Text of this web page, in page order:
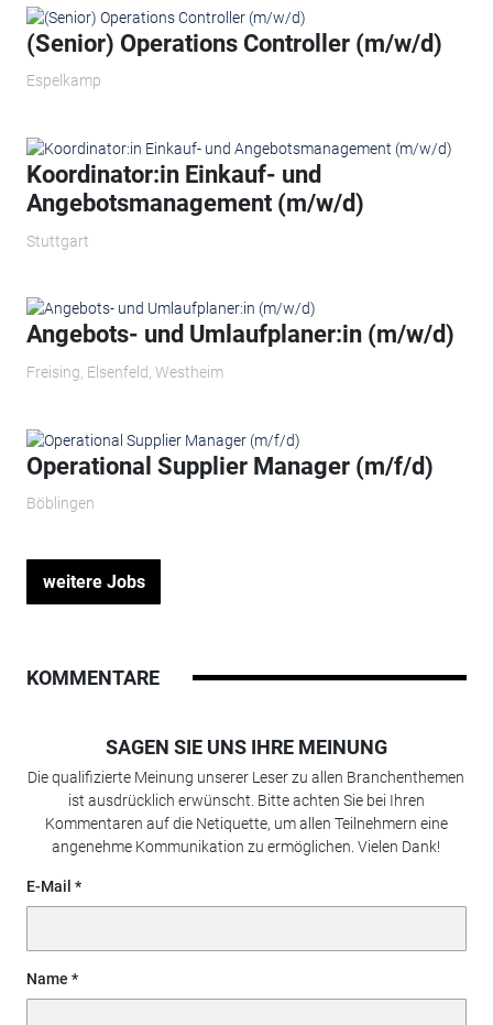
(Senior) Operations Controller (m/w/d)
Espelkamp
Koordinator:in Einkauf- und
Angebotsmanagement (m/w/d)
Stuttgart
Angebots- und Umlaufplaner:in (m/w/d)
Freising, Elsenfeld, Westheim
Operational Supplier Manager (m/f/d)
Böblingen
weitere Jobs
KOMMENTARE
SAGEN SIE UNS IHRE MEINUNG
Die qualifizierte Meinung unserer Leser zu allen Branchenthemen
ist ausdrücklich erwünscht. Bitte achten Sie bei Ihren
Kommentaren auf die Netiquette, um allen Teilnehmern eine
angenehme Kommunikation zu ermöglichen. Vielen Dank!
E-Mail
Name